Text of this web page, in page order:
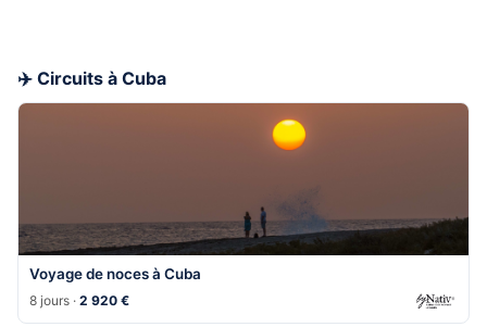
✈️ Circuits à Cuba
Voyage de noces à Cuba
8 jours ·2 920 €